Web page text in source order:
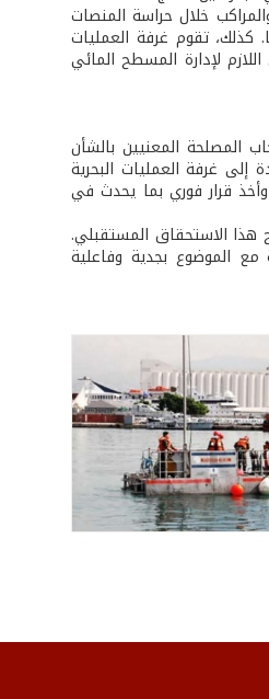
خلال حراسة المنصات
كذلك، تقوم غرفة العمليات
لإدارة المسطح المائي
المصلحة المعنيين بالشأن
غرفة العمليات البحرية
وأخذ قرار فوري بما يحدث في
هذا الاستحقاق المستقبلي.
الموضوع بجدية وفاعلية